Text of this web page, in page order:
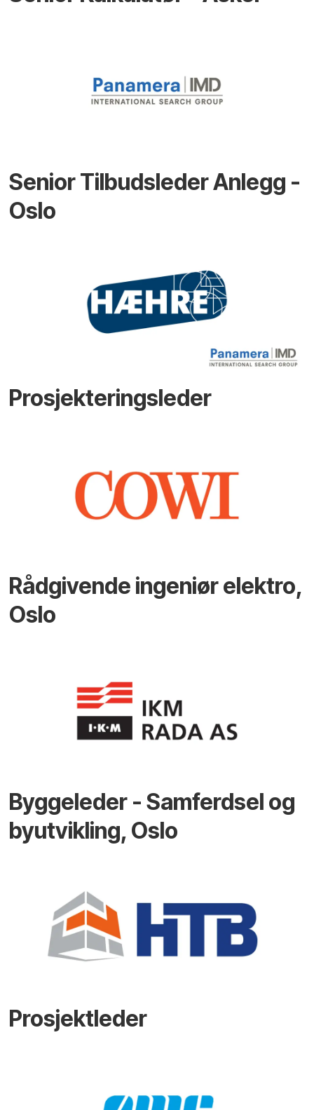
Senior Tilbudsleder Anlegg -
Oslo
Prosjekteringsleder
Rådgivende ingeniør elektro,
Oslo
Byggeleder - Samferdsel og
byutvikling, Oslo
Prosjektleder